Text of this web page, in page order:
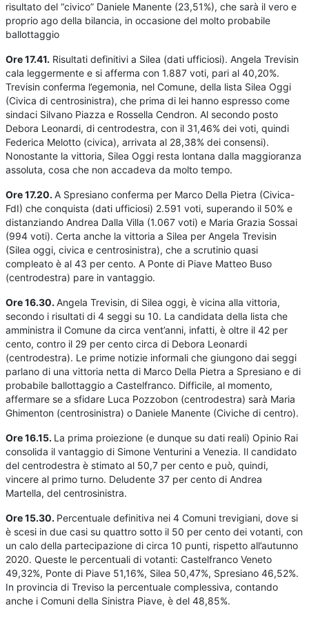
risultato del “civico” Daniele Manente (23,51%), che sarà il vero e
proprio ago della bilancia, in occasione del molto probabile
ballottaggio
Ore 17.41. Risultati definitivi a Silea (dati ufficiosi). Angela Trevisin
cala leggermente e si afferma con 1.887 voti, pari al 40,20%.
Trevisin conferma l’egemonia, nel Comune, della lista Silea Oggi
(Civica di centrosinistra), che prima di lei hanno espresso come
sindaci Silvano Piazza e Rossella Cendron. Al secondo posto
Debora Leonardi, di centrodestra, con il 31,46% dei voti, quindi
Federica Melotto (civica), arrivata al 28,38% dei consensi).
Nonostante la vittoria, Silea Oggi resta lontana dalla maggioranza
assoluta, cosa che non accadeva da molto tempo.
Ore 17.20.A Spresiano conferma per Marco Della Pietra (Civica-
FdI) che conquista (dati ufficiosi) 2.591 voti, superando il 50% e
distanziando Andrea Dalla Villa (1.067 voti) e Maria Grazia Sossai
(994 voti). Certa anche la vittoria a Silea per Angela Trevisin
(Silea oggi, civica e centrosinistra), che a scrutinio quasi
compleato è al 43 per cento. A Ponte di Piave Matteo Buso
(centrodestra) pare in vantaggio.
Ore 16.30.Angela Trevisin, di Silea oggi, è vicina alla vittoria,
secondo i risultati di 4 seggi su 10. La candidata della lista che
amministra il Comune da circa vent’anni, infatti, è oltre il 42 per
cento, contro il 29 per cento circa di Debora Leonardi
(centrodestra). Le prime notizie informali che giungono dai seggi
parlano di una vittoria netta di Marco Della Pietra a Spresiano e di
probabile ballottaggio a Castelfranco. Difficile, al momento,
affermare se a sfidare Luca Pozzobon (centrodestra) sarà Maria
Ghimenton (centrosinistra) o Daniele Manente (Civiche di centro).
Ore 16.15. La prima proiezione (e dunque su dati reali) Opinio Rai
consolida il vantaggio di Simone Venturini a Venezia. Il candidato
del centrodestra è stimato al 50,7 per cento e può, quindi,
vincere al primo turno. Deludente 37 per cento di Andrea
Martella, del centrosinistra.
Ore 15.30. Percentuale definitiva nei 4 Comuni trevigiani, dove si
è scesi in due casi su quattro sotto il 50 per cento dei votanti, con
un calo della partecipazione di circa 10 punti, rispetto all’autunno
2020. Queste le percentuali di votanti: Castelfranco Veneto
49,32%, Ponte di Piave 51,16%, Silea 50,47%, Spresiano 46,52%.
In provincia di Treviso la percentuale complessiva, contando
anche i Comuni della Sinistra Piave, è del 48,85%.